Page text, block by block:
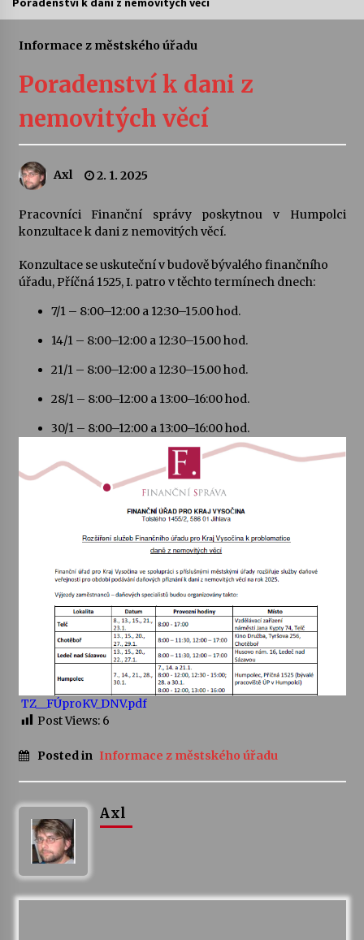
Sukuba Ensemble
kapkou
30. 7. 2026
Veselí muzikanti
šedesátka: 28. 7.–1. 8. 2026
28. 7. 2026
Jenakaši
Votavžatský ploty
Letní koncerty ve Stromovce: Rufus Miller
22. 7. 2026
Vysočinka
Ozvěny prázdnin
14. 7. 2026
Za kulturou kousek za Humpolec. V Želivě ožije
odkaz Josefa Čapka
Želiv
Informace z městského úřadu
Poradenství k dani z
nemovitých věcí
Axl 2. 1. 2025
Pracovníci Finanční správy poskytnou v Humpolci
konzultace k dani z nemovitých věcí.
Konzultace se uskuteční v budově bývalého finančního
úřadu, Příčná 1525, I. patro v těchto termínech dnech:
7/1 – 8:00–12:00 a 12:30–15.00 hod.
14/1 – 8:00–12:00 a 12:30–15.00 hod.
21/1 – 8:00–12:00 a 12:30–15.00 hod.
28/1 – 8:00–12:00 a 13:00–16:00 hod.
30/1 – 8:00–12:00 a 13:00–16:00 hod.
TZ__FÚproKV_DNV.pdf
Post Views: 6
Posted in Informace z městského úřadu
Axl